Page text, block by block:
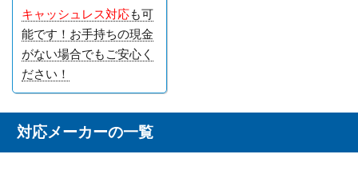
キャッシュレス対応も可
能です！お手持ちの現金
がない場合でもご安心く
ださい！
対応メーカーの一覧